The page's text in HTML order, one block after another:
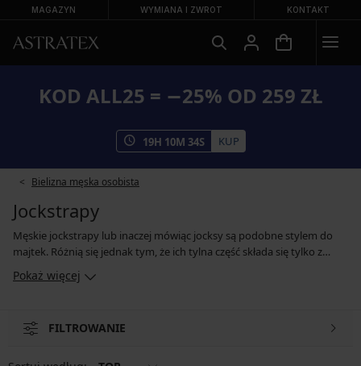
MAGAZYN WYMIANA I ZWROT KONTAKT
KOD ALL25 = −25% OD 259 ZŁ
19H 10M 33S KUP
Bielizna męska osobista
Jockstrapy
Męskie jockstrapy lub inaczej mówiąc jocksy są podobne stylem do
majtek. Różnią się jednak tym, że ich tylna część składa się tylko z
dwóch elastycznych pasków. Dzięki temu jockstrapy zapewnią Ci
przyjemną swobodę i komfort zarówno podczas uprawiania sportu,
Chociaż na pierwszy rzut oka mogą wydawać się odważne, ich krój
Pokaż więcej
FILTROWANIE